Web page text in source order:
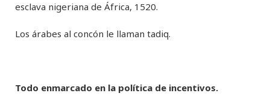
esclava nigeriana de África, 1520.
Los árabes al concón le llaman tadiq.
Todo enmarcado en la política de incentivos.